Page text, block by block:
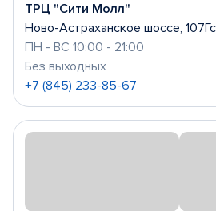
ТРЦ "Сити Молл"
Ново-Астраханское шоссе,
ПН - ВС 10:00 - 21:00
Без выходных
+7 (845) 233-85-67